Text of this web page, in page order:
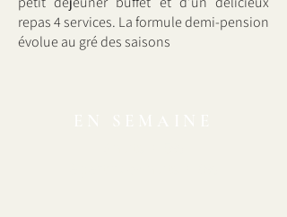
repas 4 services. La formule demi-pension
évolue au gré des saisons